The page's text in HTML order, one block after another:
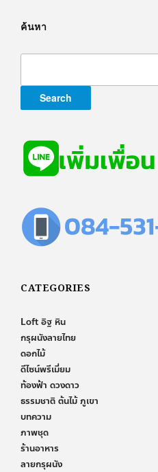
ค้นหา
CATEGORIES
Loft อิฐ หิน
กรุผนังลายไทย
ดอกไม้
ดีไซน์พรีเมี่ยม
ท้องฟ้า ดวงดาว
ธรรมชาติ ต้นไม้ ภูเขา
บทความ
ภาพชุด
ร้านอาหาร
ลายกรุผนัง